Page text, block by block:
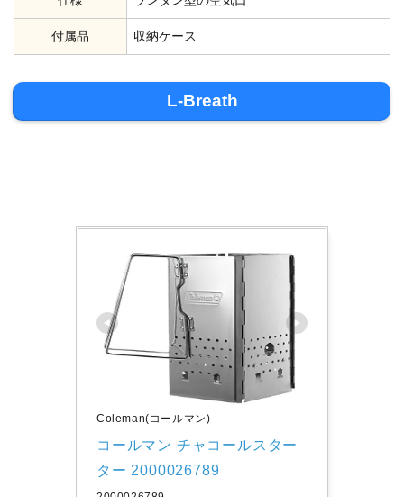
付属品 収納ケース
L-Breath
Coleman(コールマン)
コールマン チャコールスター
ター 2000026789